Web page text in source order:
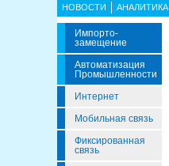
НОВОСТИ АНАЛИТИКА
Импорто­
Замещение
Автоматизация
Промышленности
Интернет
Мобильная связь
Фиксированная
связь